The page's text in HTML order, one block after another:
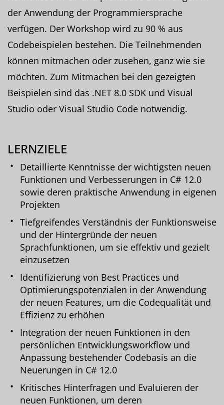
der Anwendung der Programmiersprache
verfügen. Der Workshop wird zu 90 % aus
Codebeispielen bestehen. Die Teilnehmenden
können mitmachen oder zusehen, ganz wie sie
möchten. Zum Mitmachen bei den gezeigten
Beispielen sind das .NET 8.0 SDK und Visual
Studio oder Visual Studio Code notwendig.
LERNZIELE
Detaillierte Kenntnisse der wichtigsten neuen
Funktionen und Verbesserungen in C# 12.0
sowie deren praktische Anwendung in eigenen
Projekten
Tiefgreifendes Verständnis der Funktionsweise
und der Hintergründe der neuen
Sprachfunktionen, um sie effektiv und gezielt
einzusetzen
Identifizierung von Best Practices und
Optimierungspotenzialen in der Anwendung
der neuen Features, um die Codequalität und
Effizienz zu erhöhen
Integration der neuen Funktionen in den
persönlichen Entwicklungsworkflow und
Anpassung bestehender Codebasis an die
Neuerungen in C# 12.0
Kritisches Hinterfragen und Evaluieren der
neuen Funktionen, um deren